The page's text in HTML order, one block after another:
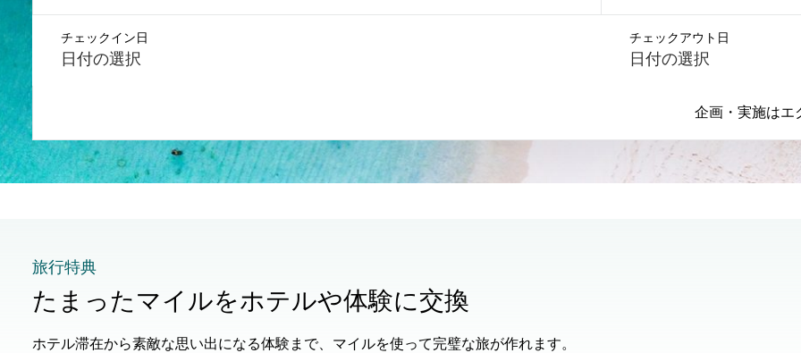
チェックイン日
日付の選択
チェックアウト日
日付の選択
企画・実施はエ
旅行特典
たまったマイルをホテルや体験に交換
ホテル滞在から素敵な思い出になる体験まで、マイルを使って完璧な旅が作れます。